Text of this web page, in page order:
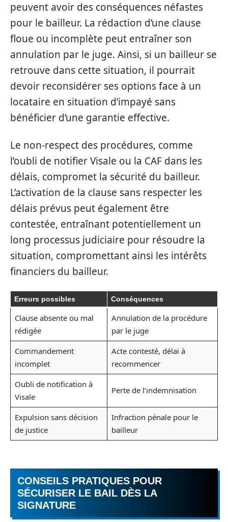
peuvent avoir des conséquences néfastes
pour le bailleur. La rédaction d’une clause
floue ou incomplète peut entraîner son
annulation par le juge. Ainsi, si un bailleur se
retrouve dans cette situation, il pourrait
devoir reconsidérer ses options face à un
locataire en situation d’impayé sans
bénéficier d’une garantie effective.
Le non-respect des procédures, comme
l’oubli de notifier Visale ou la CAF dans les
délais, compromet la sécurité du bailleur.
L’activation de la clause sans respecter les
délais prévus peut également être
contestée, entraînant potentiellement un
long processus judiciaire pour résoudre la
situation, compromettant ainsi les intérêts
financiers du bailleur.
Erreurs possibles Conséquences
Clause absente ou mal
rédigée
Annulation de la procédure
par le juge
Commandement
incomplet
Acte contesté, délai à
recommencer
Oubli de notification à
Visale
Perte de l’indemnisation
Expulsion sans décision
de justice
Infraction pénale pour le
bailleur
CONSEILS PRATIQUES POUR
SÉCURISER LE BAIL DÈS LA
SIGNATURE